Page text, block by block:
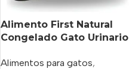
Alimento First Natural
Congelado Gato Urinario
Alimentos para gatos,